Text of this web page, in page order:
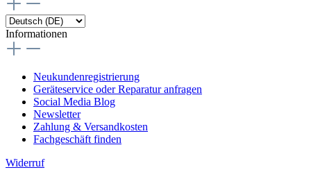
Informationen
Neukundenregistrierung
Geräteservice oder Reparatur anfragen
Social Media Blog
Newsletter
Zahlung & Versandkosten
Fachgeschäft finden
Widerruf